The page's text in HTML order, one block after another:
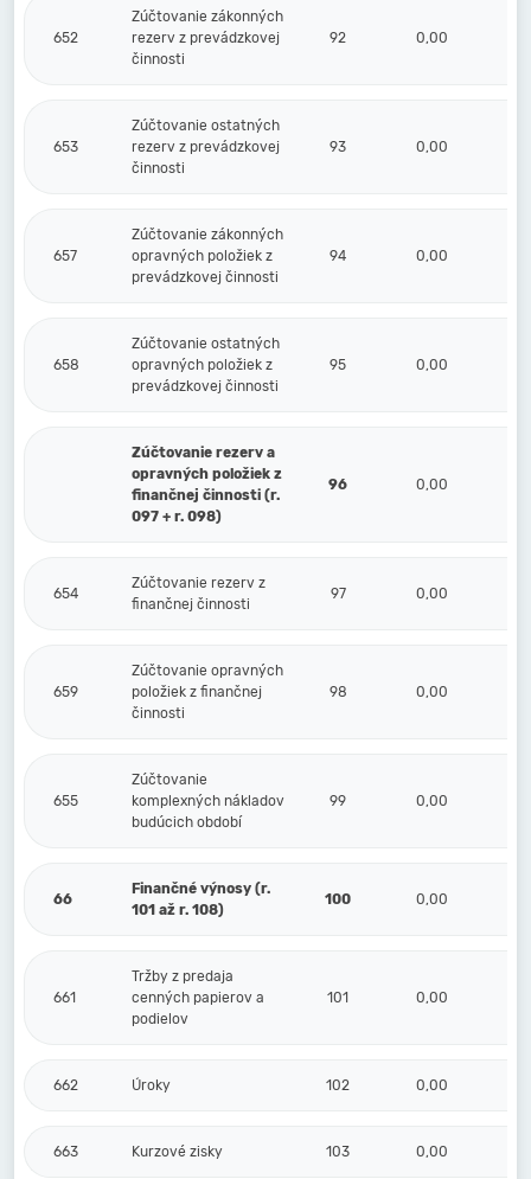
652
Zúčtovanie zákonných
rezerv z prevádzkovej
činnosti
92 0,00
653
Zúčtovanie ostatných
rezerv z prevádzkovej
činnosti
93 0,00
657
Zúčtovanie zákonných
opravných položiek z
prevádzkovej činnosti
94 0,00
658
Zúčtovanie ostatných
opravných položiek z
prevádzkovej činnosti
95 0,00
Zúčtovanie rezerv a
opravných položiek z
finančnej činnosti (r.
097 + r. 098)
96 0,00
654
Zúčtovanie rezerv z
finančnej činnosti
97 0,00
659
Zúčtovanie opravných
položiek z finančnej
činnosti
98 0,00
655
Zúčtovanie
komplexných nákladov
budúcich období
99 0,00
66
Finančné výnosy (r.
101 až r. 108)
100 0,00
661
Tržby z predaja
cenných papierov a
podielov
101 0,00
662 Úroky 102 0,00
663 Kurzové zisky 103 0,00